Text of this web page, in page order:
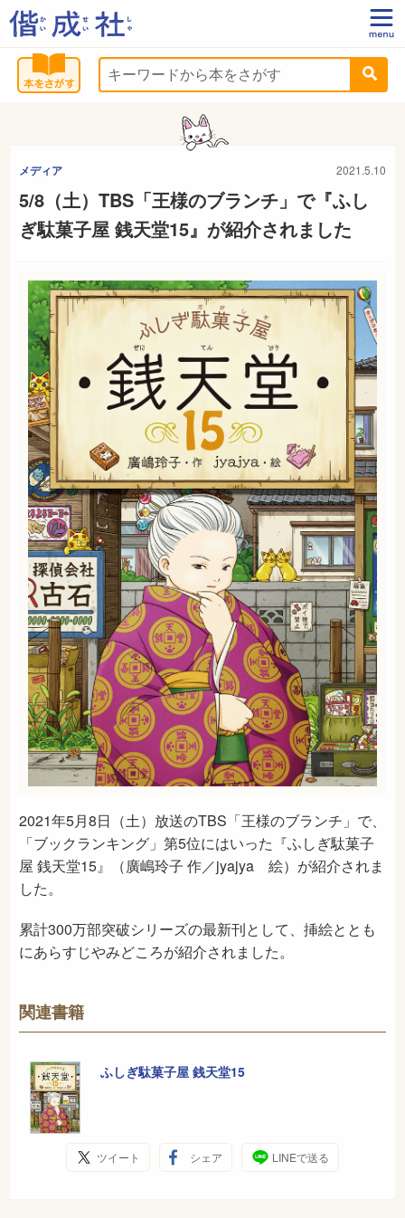
メディア 2021.5.10
5/8（土）TBS「王様のブランチ」で『ふし
ぎ駄菓子屋 銭天堂15』が紹介されました
2021年5月8日（土）放送のTBS「王様のブランチ」で、
「ブックランキング」第5位にはいった『ふしぎ駄菓子
屋 銭天堂15』（廣嶋玲子 作／jyajya 絵）が紹介されま
した。
累計300万部突破シリーズの最新刊として、挿絵ととも
にあらすじやみどころが紹介されました。
関連書籍
ふしぎ駄菓子屋 銭天堂15
ツイート シェア LINEで送る